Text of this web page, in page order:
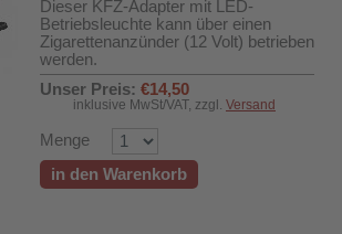
Dieser KFZ-Adapter mit LED-
Betriebsleuchte kann über einen
Zigarettenanzünder (12 Volt) betrieben
werden.
Unser Preis: €14,50
inklusive MwSt/VAT, zzgl. Versand
Menge
in den Warenkorb